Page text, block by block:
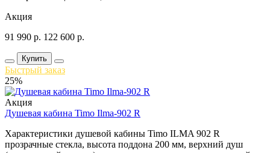
Акция
91 990 р. 122 600 р.
Купить
Быстрый заказ
25%
Акция
Душевая кабина Timo Ilma-902 R
Характеристики душевой кабины Timo ILMA 902 R
прозрачные стекла, высота поддона 200 мм, верхний душ